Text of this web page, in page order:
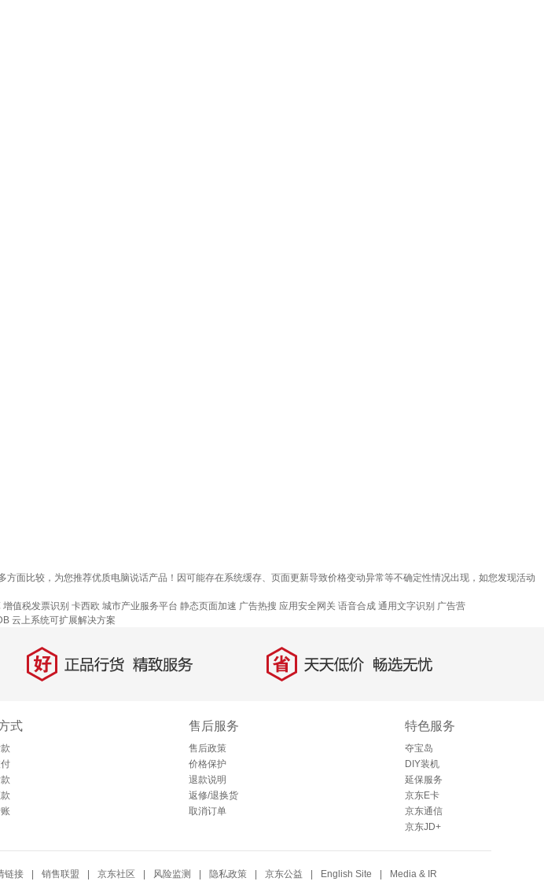
面比较，为您推荐优质电脑说话产品！因可能存在系统缓存、页面更新导致价格变动异常等不确定性情况出现，如您发现活动
增值税发票识别 卡西欧 城市产业服务平台 静态页面加速 广告热搜 应用安全网关 语音合成 通用文字识别 广告营
云上系统可扩展解决方案
好 正品行货，精致服务 省 天天低价，畅选无忧
式 售后服务
售后政策
价格保护
退款说明
返修/退换货
取消订单
特色服务
夺宝岛
DIY装机
延保服务
京东E卡
京东通信
京东JD+
链接 销售联盟 京东社区 风险监测 隐私政策 京东公益 English Site Media & IR